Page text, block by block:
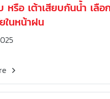
หรือ เต้าเสียบกันน้ำ เลือ
ในหน้าฝน